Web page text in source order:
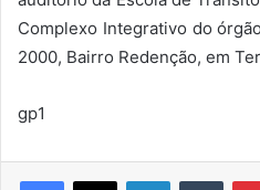
Complexo Integrativo do
2000, Bairro Redenção, em
gp1
Linkedin